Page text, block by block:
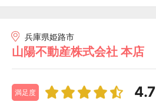
兵庫県姫路市
山陽不動産株式会社 本店
満足度 4.7